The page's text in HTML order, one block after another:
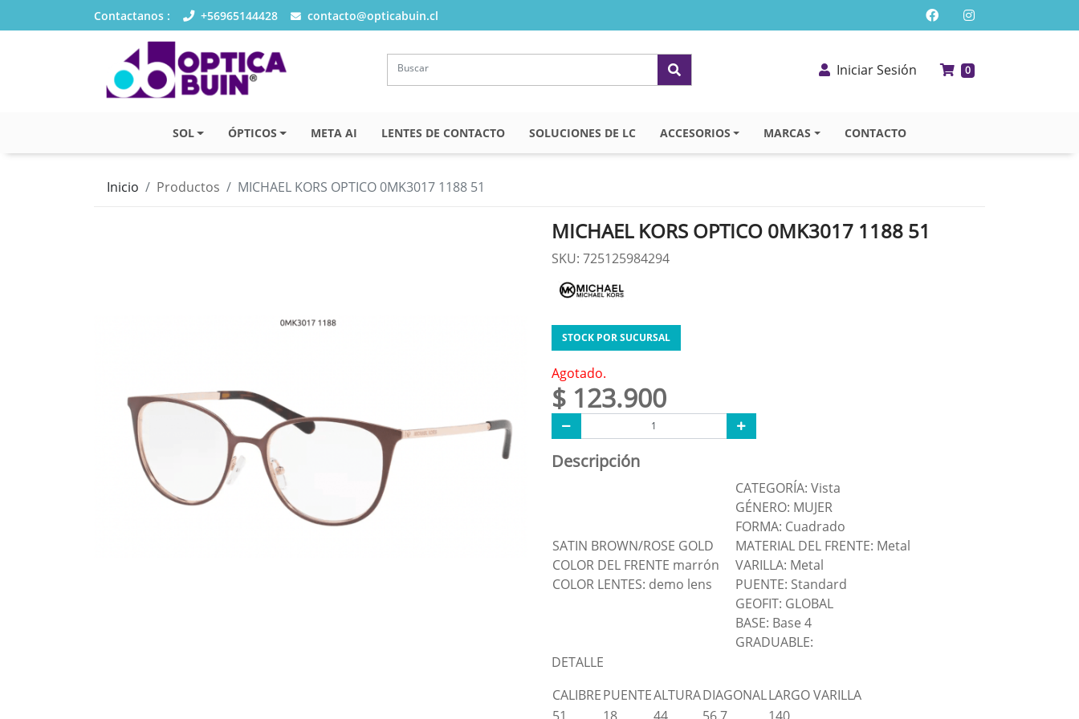
Contactanos : +56965144428 contacto@opticabuin.cl
Iniciar Sesión 0
SOL ÓPTICOS META AI LENTES DE CONTACTO SOLUCIONES DE LC ACCESORIOS MARCAS CONTACTO
Inicio Productos MICHAEL KORS OPTICO 0MK3017 1188 51
MICHAEL KORS OPTICO 0MK3017 1188 51
SKU: 725125984294
STOCK POR SUCURSAL
Agotado.
$ 123.900
Descripción
SATIN BROWN/ROSE GOLD
COLOR DEL FRENTE marrón
COLOR LENTES: demo lens
CATEGORÍA: Vista
GÉNERO: MUJER
FORMA: Cuadrado
MATERIAL DEL FRENTE: Metal
VARILLA: Metal
PUENTE: Standard
GEOFIT: GLOBAL
BASE: Base 4
GRADUABLE:
DETALLE
CALIBREPUENTEALTURADIAGONALLARGO VARILLA